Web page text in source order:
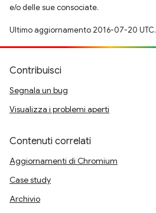
e/o delle sue consociate.
Ultimo aggiornamento 2016-07-20 UTC.
Contribuisci
Segnala un bug
Visualizza i problemi aperti
Contenuti correlati
Aggiornamenti di Chromium
Case study
Archivio